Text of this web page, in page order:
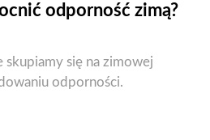
odporność zimą?
się na zimowej
odporności.